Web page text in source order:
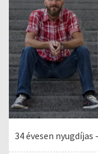
34 évesen nyugdíjas